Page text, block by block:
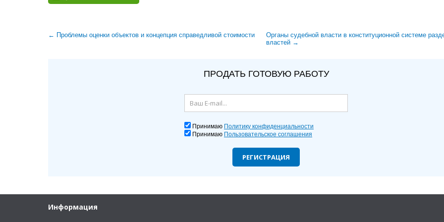
← Проблемы оценки объектов и концепция справедливой стоимости
Органы судебной власти в конституционной системе
властей →
ПРОДАТЬ ГОТОВУЮ РАБОТУ
Принимаю Политику конфиденциальности
Принимаю Пользовательское соглашения
РЕГИСТРАЦИЯ
Информация